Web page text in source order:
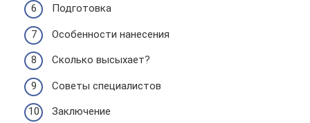
Подготовка
Особенности нанесения
Сколько высыхает?
Советы специалистов
Заключение